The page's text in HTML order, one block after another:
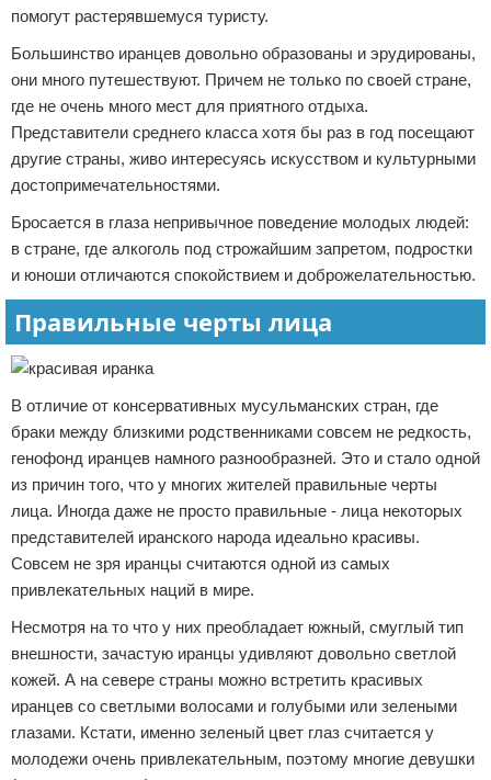
помогут растерявшемуся туристу.
Большинство иранцев довольно образованы и эрудированы,
они много путешествуют. Причем не только по своей стране,
где не очень много мест для приятного отдыха.
Представители среднего класса хотя бы раз в год посещают
другие страны, живо интересуясь искусством и культурными
достопримечательностями.
Бросается в глаза непривычное поведение молодых людей:
в стране, где алкоголь под строжайшим запретом, подростки
и юноши отличаются спокойствием и доброжелательностью.
Правильные черты лица
В отличие от консервативных мусульманских стран, где
браки между близкими родственниками совсем не редкость,
генофонд иранцев намного разнообразней. Это и стало одной
из причин того, что у многих жителей правильные черты
лица. Иногда даже не просто правильные - лица некоторых
представителей иранского народа идеально красивы.
Совсем не зря иранцы считаются одной из самых
привлекательных наций в мире.
Несмотря на то что у них преобладает южный, смуглый тип
внешности, зачастую иранцы удивляют довольно светлой
кожей. А на севере страны можно встретить красивых
иранцев со светлыми волосами и голубыми или зелеными
глазами. Кстати, именно зеленый цвет глаз считается у
молодежи очень привлекательным, поэтому многие девушки